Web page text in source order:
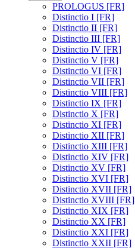
PROLOGUS [FR]
Distinctio I [FR]
Distinctio II [FR]
Distinctio III [FR]
Distinctio IV [FR]
Distinctio V [FR]
Distinctio VI [FR]
Distinctio VII [FR]
Distinctio VIII [FR]
Distinctio IX [FR]
Distinctio X [FR]
Distinctio XI [FR]
Distinctio XII [FR]
Distinctio XIII [FR]
Distinctio XIV [FR]
Distinctio XV [FR]
Distinctio XVI [FR]
Distinctio XVII [FR]
Distinctio XVIII [FR]
Distinctio XIX [FR]
Distinctio XX [FR]
Distinctio XXI [FR]
Distinctio XXII [FR]